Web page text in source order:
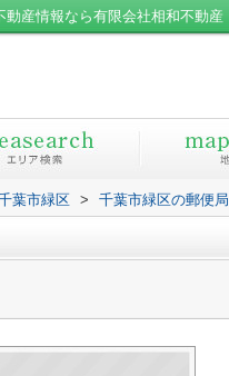
産情報なら有限会社相和不動産
葉市緑区 > 千葉市緑区の郵便局